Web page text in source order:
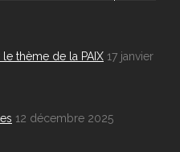
thème de la PAIX 17 janvier
12 décembre 2025